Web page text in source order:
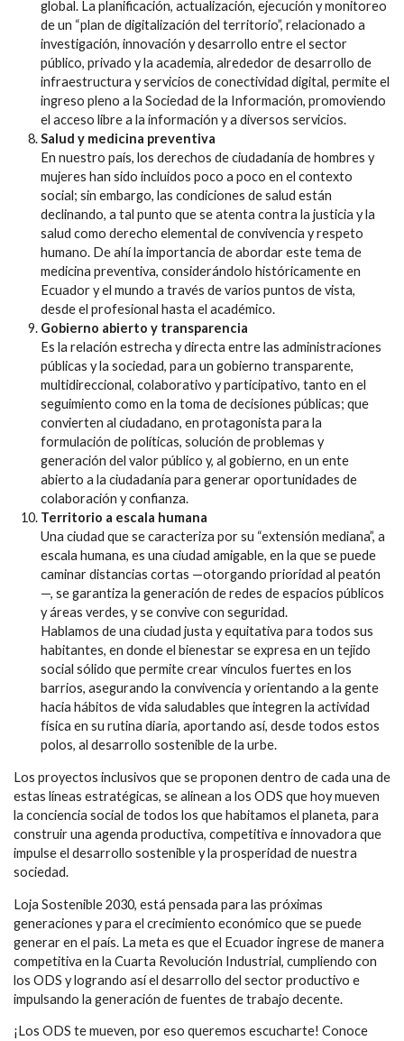
global. La planificación, actualización, ejecución y monitoreo
de un “plan de digitalización del territorio”, relacionado a
investigación, innovación y desarrollo entre el sector
público, privado y la academia, alrededor de desarrollo de
infraestructura y servicios de conectividad digital, permite el
ingreso pleno a la Sociedad de la Información, promoviendo
el acceso libre a la información y a diversos servicios.
Salud y medicina preventiva
En nuestro país, los derechos de ciudadanía de hombres y
mujeres han sido incluidos poco a poco en el contexto
social; sin embargo, las condiciones de salud están
declinando, a tal punto que se atenta contra la justicia y la
salud como derecho elemental de convivencia y respeto
humano. De ahí la importancia de abordar este tema de
medicina preventiva, considerándolo históricamente en
Ecuador y el mundo a través de varios puntos de vista,
desde el profesional hasta el académico.
Gobierno abierto y transparencia
Es la relación estrecha y directa entre las administraciones
públicas y la sociedad, para un gobierno transparente,
multidireccional, colaborativo y participativo, tanto en el
seguimiento como en la toma de decisiones públicas; que
convierten al ciudadano, en protagonista para la
formulación de políticas, solución de problemas y
generación del valor público y, al gobierno, en un ente
abierto a la ciudadanía para generar oportunidades de
colaboración y confianza.
Territorio a escala humana
Una ciudad que se caracteriza por su “extensión mediana”, a
escala humana, es una ciudad amigable, en la que se puede
caminar distancias cortas —otorgando prioridad al peatón
—, se garantiza la generación de redes de espacios públicos
y áreas verdes, y se convive con seguridad.
Hablamos de una ciudad justa y equitativa para todos sus
habitantes, en donde el bienestar se expresa en un tejido
social sólido que permite crear vínculos fuertes en los
barrios, asegurando la convivencia y orientando a la gente
hacia hábitos de vida saludables que integren la actividad
física en su rutina diaria, aportando así, desde todos estos
polos, al desarrollo sostenible de la urbe.
Los proyectos inclusivos que se proponen dentro de cada una de
estas líneas estratégicas, se alinean a los ODS que hoy mueven
la conciencia social de todos los que habitamos el planeta, para
construir una agenda productiva, competitiva e innovadora que
impulse el desarrollo sostenible y la prosperidad de nuestra
sociedad.
Loja Sostenible 2030, está pensada para las próximas
generaciones y para el crecimiento económico que se puede
generar en el país. La meta es que el Ecuador ingrese de manera
competitiva en la Cuarta Revolución Industrial, cumpliendo con
los ODS y logrando así el desarrollo del sector productivo e
impulsando la generación de fuentes de trabajo decente.
¡Los ODS te mueven, por eso queremos escucharte! Conoce